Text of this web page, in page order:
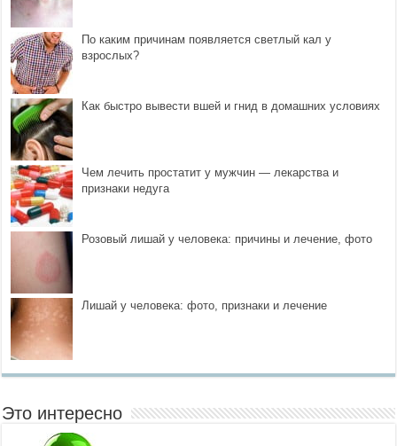
По каким причинам появляется светлый кал у
взрослых?
Как быстро вывести вшей и гнид в домашних условиях
Чем лечить простатит у мужчин — лекарства и
признаки недуга
Розовый лишай у человека: причины и лечение, фото
Лишай у человека: фото, признаки и лечение
Это интересно